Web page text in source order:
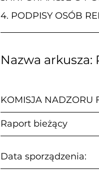
4. PODPISY OSÓB
Nazwa arkusza:
KOMISJA NADZORU
Raport bieżący
Data